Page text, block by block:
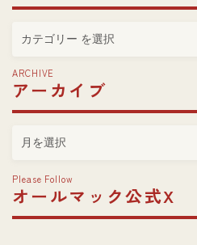
テ
ゴ
リ
ー
ARCHIVE
アーカイブ
ア
ー
カ
イ
ブ
Please Follow
オールマック公式X